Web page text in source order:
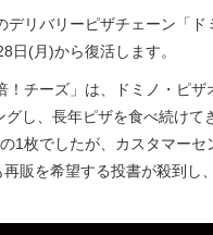
リバリーピザチェーン「ド
日(月)から復活します。
！チーズ」は、ドミノ・ピ
し、長年ピザを食べ続けて
1枚でしたが、カスタマー
販を希望する投書が殺到し